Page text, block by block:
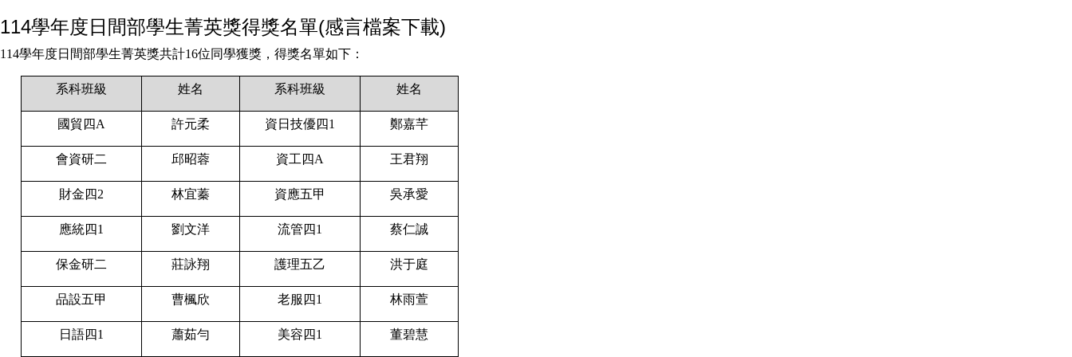
114學年度日間部學生菁英獎得獎名單(感言檔案下載)
114學年度日間部學生菁英獎共計16位同學獲獎，得獎名單如下：
系科班級 姓名 系科班級 姓名
國貿四A 許元柔 資日技優四1 鄭嘉芊
會資研二 邱昭蓉 資工四A 王君翔
財金四2 林宜蓁 資應五甲 吳承愛
應統四1 劉文洋 流管四1 蔡仁誠
保金研二 莊詠翔 護理五乙 洪于庭
品設五甲 曹楓欣 老服四1 林雨萱
日語四1 蕭茹勻 美容四1 董碧慧